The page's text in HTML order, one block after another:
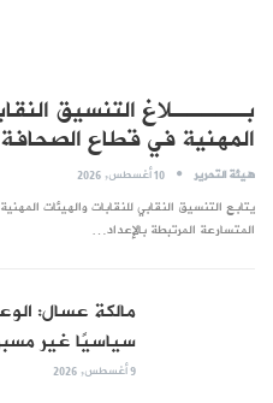
بـــــلاغ التنسيق
المهنية في قطاع
هيئة التحرير 10 أغسطس, 2026
يتابع التنسيق النقابي للنقابات والهيئات
المتسارعة المرتبطة بالإعداد…
مالكة عسال:
سياسيًا غير
9 أغسطس, 2026